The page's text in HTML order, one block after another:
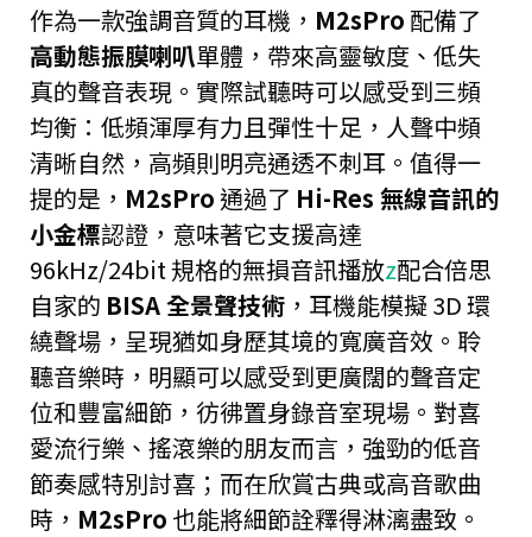
作為一款強調音質的耳機， M2sPro 配備了
高動態振膜喇叭單體，帶來高靈敏度、低失
真的聲音表現。實際試聽時可以感受到三頻
均衡：低頻渾厚有力且彈性十足，人聲中頻
清晰自然，高頻則明亮通透不刺耳。值得一
提的是， M2sPro通過了 Hi-Res 無線音訊的
小金標認證，意味著它支援高達
96kHz/24bit 規格的無損音訊播放z配合倍思
自家的 BISA 全景聲技術 ，耳機能模擬 3D 環
繞聲場，呈現猶如身歷其境的寬廣音效。聆
聽音樂時，明顯可以感受到更廣闊的聲音定
位和豐富細節，彷彿置身錄音室現場。對喜
愛流行樂、搖滾樂的朋友而言，強勁的低音
節奏感特別討喜；而在欣賞古典或高音歌曲
時， M2sPro 也能將細節詮釋得淋漓盡致。